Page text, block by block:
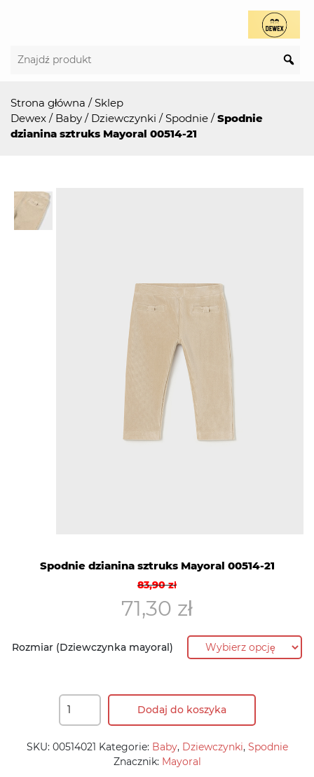
Strona główna /Sklep
Dewex / Baby / Dziewczynki /Spodnie /Spodnie
dzianina sztruks Mayoral 00514-21
Spodnie dzianina sztruks Mayoral 00514-21
83,90zł
Pierwotna
cena
wynosiła:
71,30 zł
Aktualna
cena
wynosi:
Rozmiar (Dziewczynka mayoral)
Dodaj do koszyka
SKU: 00514021 Kategorie: Baby, Dziewczynki, Spodnie
Znacznik: Mayoral